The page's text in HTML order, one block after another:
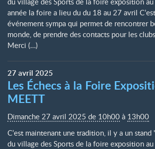
année la foire a lieu du du 18 au 27 avril
événement sympa qui permet de rencontrer
monde, de prendre des contacts pour les clubs.
Merci (…)
27avril 2025
Les Échecs à la Foire
MEETT
Dimanche 27 avril 2025 de 10h00 à 13h00
C’est maintenant une tradition, il y a un stand
du village des Sports de la foire exposition